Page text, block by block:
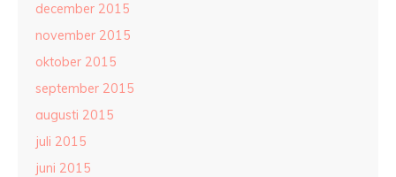
december 2015
november 2015
oktober 2015
september 2015
augusti 2015
juli 2015
juni 2015